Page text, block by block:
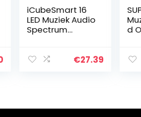
iCubeSmart 16
LED Muziek Audio
Spectrum
Kits,
€27.39
d